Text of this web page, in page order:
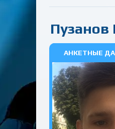
Пузанов
АНКЕТНЫЕ